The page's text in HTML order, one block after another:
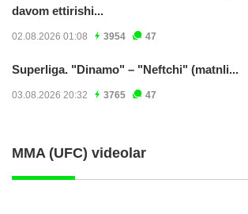
davom ettirishi...
02.08.2026 01:08 3954 47
Superliga. "Dinamo" – "Neftchi" (matnli...
03.08.2026 20:32 3765 47
MMA (UFC) videolar